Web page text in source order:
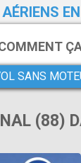
SANS
(88)